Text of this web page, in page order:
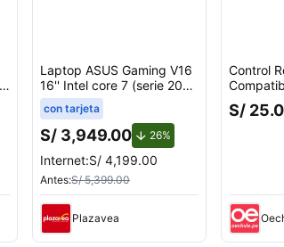
Laptop ASUS Gaming V16
16'' Intel core 7 (serie 200)
8GB 512GB SSD RTX3050
V3607VJ-TK286W
con tarjeta
S/ 3,949.00 26%
Internet:S/ 4,199.00
Antes:S/ 5,399.00
Plazavea
Control
Smart Tv
S/